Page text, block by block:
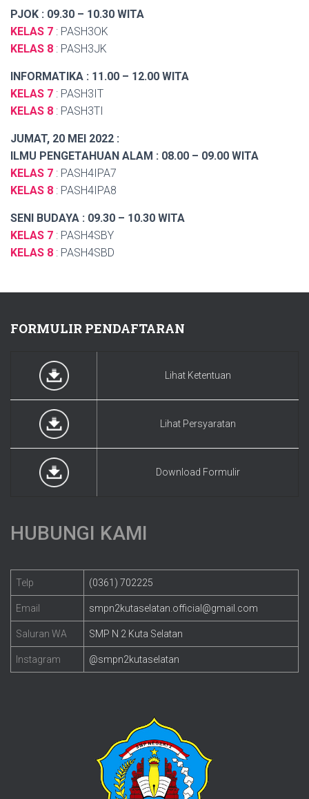
PJOK : 09.30 – 10.30 WITA
KELAS 7 : PASH3OK
KELAS 8 : PASH3JK
INFORMATIKA : 11.00 – 12.00 WITA
KELAS 7 : PASH3IT
KELAS 8 : PASH3TI
JUMAT, 20 MEI 2022 :
ILMU PENGETAHUAN ALAM : 08.00 – 09.00 WITA
KELAS 7 : PASH4IPA7
KELAS 8 : PASH4IPA8
SENI BUDAYA : 09.30 – 10.30 WITA
KELAS 7 : PASH4SBY
KELAS 8 : PASH4SBD
FORMULIR PENDAFTARAN
Lihat Ketentuan
Lihat Persyaratan
Download Formulir
HUBUNGI KAMI
Telp (0361) 702225
Email smpn2kutaselatan.official@gmail.com
Saluran WA SMP N 2 Kuta Selatan
Instagram @smpn2kutaselatan